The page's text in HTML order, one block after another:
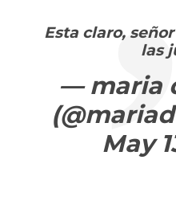
Esta claro,
las
— maria
May